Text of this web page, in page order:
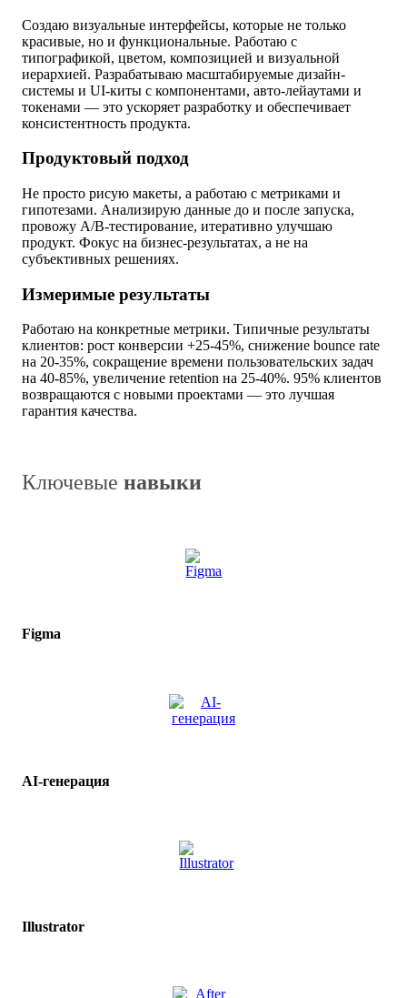
Создаю визуальные интерфейсы, которые не только
красивые, но и функциональные. Работаю с
типографикой, цветом, композицией и визуальной
иерархией. Разрабатываю масштабируемые дизайн-
системы и UI-киты с компонентами, авто-лейаутами и
токенами — это ускоряет разработку и обеспечивает
консистентность продукта.
Продуктовый подход
Не просто рисую макеты, а работаю с метриками и
гипотезами. Анализирую данные до и после запуска,
провожу A/B-тестирование, итеративно улучшаю
продукт. Фокус на бизнес-результатах, а не на
субъективных решениях.
Измеримые результаты
Работаю на конкретные метрики. Типичные результаты
клиентов: рост конверсии +25-45%, снижение bounce rate
на 20-35%, сокращение времени пользовательских задач
на 40-85%, увеличение retention на 25-40%. 95% клиентов
возвращаются с новыми проектами — это лучшая
гарантия качества.
Ключевые навыки
Figma
AI-генерация
Illustrator